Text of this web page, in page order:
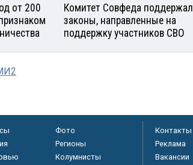
от 200
Комитет Совфеда поддержал
законы, направленные на
поддержку участников СВО
Фото
Регионы
Колумнисты
Контакты
Реклама
Вакансии